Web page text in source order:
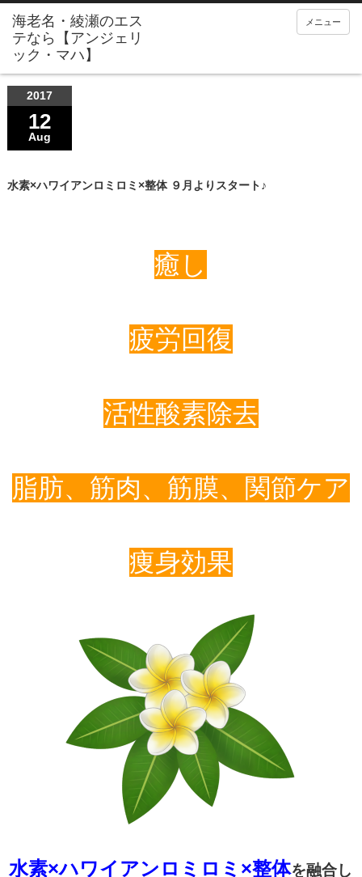
メニュー
2017
12
Aug
水素×ハワイアンロミロミ×整体 ９月よりスタート♪
癒し
疲労回復
活性酸素除去
脂肪、筋肉、筋膜、関節ケア
痩身効果
水素×ハワイアンロミロミ×整体を融合し